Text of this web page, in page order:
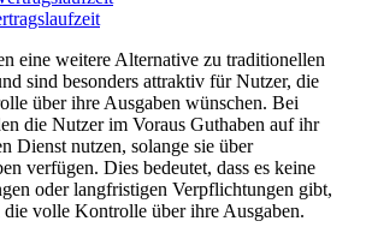
eine weitere Alternative zu traditionellen
sind besonders attraktiv für Nutzer, die
über ihre Ausgaben wünschen. Bei
die Nutzer im Voraus Guthaben auf ihr
Dienst nutzen, solange sie über
verfügen. Dies bedeutet, dass es keine
oder langfristigen Verpflichtungen gibt,
volle Kontrolle über ihre Ausgaben.